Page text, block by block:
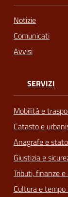
Notizie
Comunicati
Avvisi
SERVIZI
Mobilità e
Catasto e
Anagrafe e
Giustizia e
Tributi, finanze
Cultura e tempo